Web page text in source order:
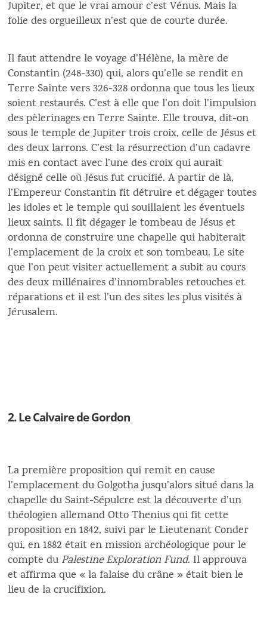
Jupiter, et que le vrai amour c’est Vénus. Mais la
folie des orgueilleux n’est que de courte durée.
Il faut attendre le voyage d’Hélène, la mère de
Constantin (248-330) qui, alors qu’elle se rendit en
Terre Sainte vers 326-328 ordonna que tous les lieux
soient restaurés. C’est à elle que l’on doit l’impulsion
des pèlerinages en Terre Sainte. Elle trouva, dit-on
sous le temple de Jupiter trois croix, celle de Jésus et
des deux larrons. C’est la résurrection d’un cadavre
mis en contact avec l’une des croix qui aurait
désigné celle où Jésus fut crucifié. A partir de là,
l’Empereur Constantin fit détruire et dégager toutes
les idoles et le temple qui souillaient les éventuels
lieux saints. Il fit dégager le tombeau de Jésus et
ordonna de construire une chapelle qui habiterait
l’emplacement de la croix et son tombeau. Le site
que l’on peut visiter actuellement a subit au cours
des deux millénaires d’innombrables retouches et
réparations et il est l’un des sites les plus visités à
Jérusalem.
2. Le Calvaire de Gordon
La première proposition qui remit en cause
l’emplacement du Golgotha jusqu’alors situé dans la
chapelle du Saint-Sépulcre est la découverte d’un
théologien allemand Otto Thenius qui fit cette
proposition en 1842, suivi par le Lieutenant Conder
qui, en 1882 était en mission archéologique pour le
compte du Palestine Exploration Fund. Il approuva
et affirma que « la falaise du crâne » était bien le
lieu de la crucifixion.